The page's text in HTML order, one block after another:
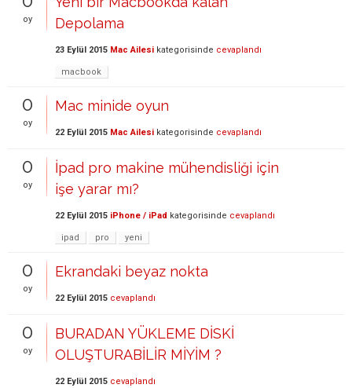
oy
Depolama
23 Eylül 2015 Mac Ailesi kategorisinde cevaplandı
macbook
0
oy
Mac minide oyun
22 Eylül 2015 Mac Ailesi kategorisinde cevaplandı
0
oy
İpad pro makine mühendisliği için
işe yarar mı?
22 Eylül 2015 iPhone / iPad kategorisinde cevaplandı
ipad pro yeni
0
oy
Ekrandaki beyaz nokta
22 Eylül 2015 cevaplandı
0
oy
BURADAN YÜKLEME DİSKİ
OLUŞTURABİLİR MİYİM ?
22 Eylül 2015 cevaplandı